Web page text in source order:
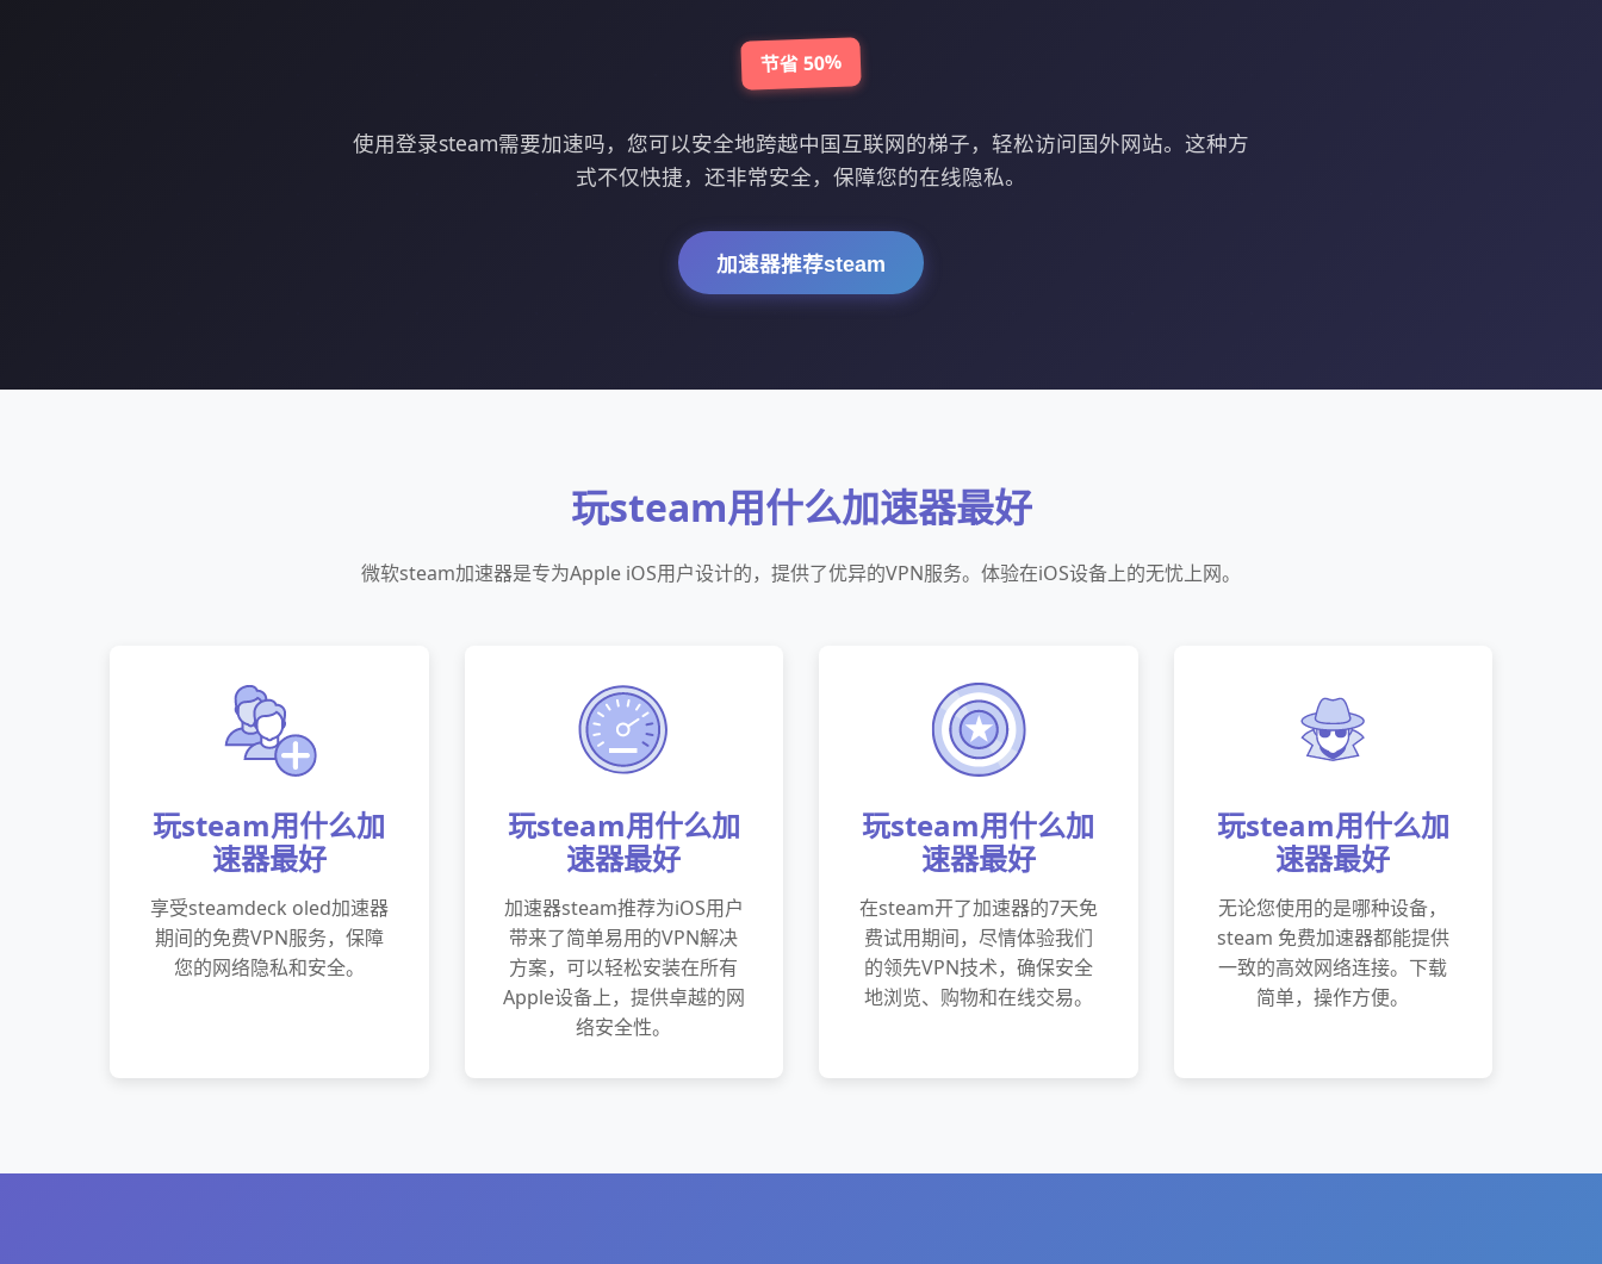
节省 50%
使用登录steam需要加速吗，您可以安全地跨越中国互联网的梯子，轻松访问国外网站。这种方
式不仅快捷，还非常安全，保障您的在线隐私。
加速器推荐steam
玩steam用什么加速器最好
微软steam加速器是专为Apple iOS用户设计的，提供了优异的VPN服务。体验在iOS设备上的无忧上网。
玩steam用什么加
速器最好
享受steamdeck oled加速器
期间的免费VPN服务，保障
您的网络隐私和安全。
玩steam用什么加
速器最好
加速器steam推荐为iOS用户
带来了简单易用的VPN解决
方案，可以轻松安装在所有
Apple设备上，提供卓越的网
络安全性。
玩steam用什么加
速器最好
在steam开了加速器的7天免
费试用期间，尽情体验我们
的领先VPN技术，确保安全
地浏览、购物和在线交易。
玩steam用什么加
速器最好
无论您使用的是哪种设备，
steam 免费加速器都能提供
一致的高效网络连接。下载
简单，操作方便。